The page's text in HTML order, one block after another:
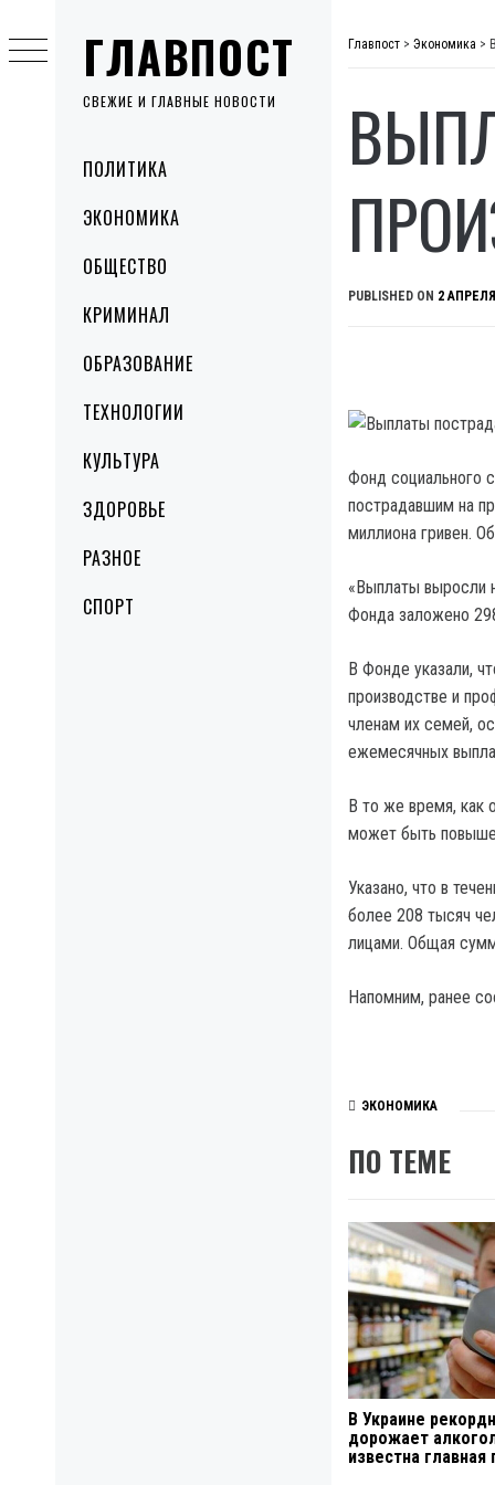
ГЛАВПОСТ
СВЕЖИЕ И ГЛАВНЫЕ НОВОСТИ
MenuПОЛИТИКА
ЭКОНОМИКА
ОБЩЕСТВО
КРИМИНАЛ
ОБРАЗОВАНИЕ
ТЕХНОЛОГИИ
КУЛЬТУРА
ЗДОРОВЬЕ
РАЗНОЕ
СПОРТ
to
content
Главпост > Экономика >
PUBLISHED ON 2
Фонд социального
пострадавшим на
миллиона гривен.
«Выплаты выросли
Фонда заложено
В Фонде указали,
производстве и
членам их семей,
ежемесячных
В то же время, как
может быть
Указано, что в
более 208 тысяч
лицами. Общая
Напомним, ранее
ЭКОНОМИКА
ПО ТЕМЕ
В Украине
дорожает
известна главная